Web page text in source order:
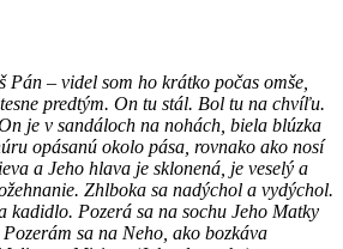
Pán – videl som ho krátko počas omše,
predtým. On tu stál. Bol tu na chvíľu.
je v sandáloch na nohách, biela blúzka
opásanú okolo pása, rovnako ako nosí
a Jeho hlava je sklonená, je veselý a
Zhlboka sa nadýchol a vydýchol.
kadidlo. Pozerá sa na sochu Jeho Matky
sa na Neho, ako bozkáva